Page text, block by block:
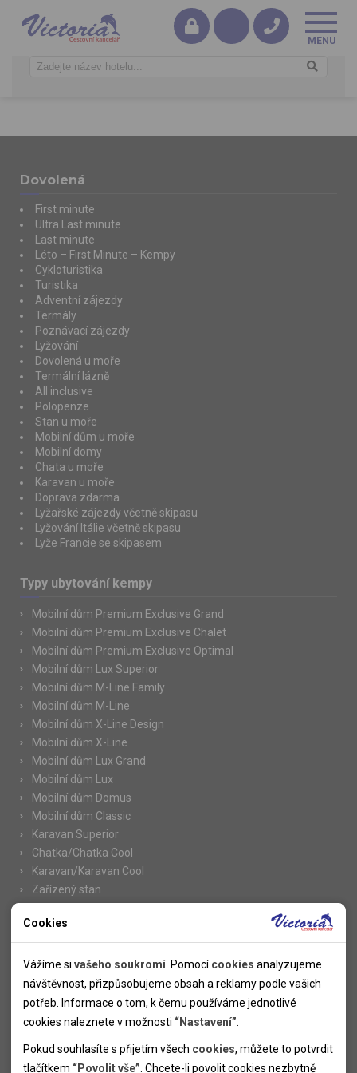
Dovolená
First minute
Ultra Last minute
Last minute
Léto – First Minute – Kempy
Cykloturistika
Turistika
Adventní zájezdy
Termály
Poznávací zájezdy
Lyžování
Dovolená u moře
Termální lázně
All inclusive
Polopenze
Stan u moře
Mobilní dům u moře
Mobilní domy
Chata u moře
Karavan u moře
Doprava zdarma
Lyžařské zájezdy včetně skipasu
Lyžování Itálie včetně skipasu
Lyže Francie se skipasem
Typy ubytování kempy
Mobilní dům Premium Exclusive Grand
Mobilní dům Premium Exclusive Chalet
Mobilní dům Premium Exclusive Optimal
Mobilní dům Lux Superior
Mobilní dům M-Line Family
Mobilní dům M-Line
Mobilní dům X-Line Design
Mobilní dům X-Line
Mobilní dům Lux Grand
Mobilní dům Lux
Mobilní dům Domus
Mobilní dům Classic
Karavan Superior
Chatka/Chatka Cool
Karavan/Karavan Cool
Zařízený stan
Informace
Novinky
Kolektivy
SUPER FIRST MINUTE
Informace k letním pobytům
Informace o letecké dopravě
Cookies
Vážíme si vašeho soukromí . Pomocícookies analyzujeme
návštěvnost, přizpůsobujeme obsah a reklamy podle vašich
potřeb. Informace o tom, k čemu používáme jednotlivé
cookies naleznete v možnosti “Nastavení”
Pokud souhlasíte s přijetím všech cookies, můžete to potvrdit
tlačítkem “Povolit vše” . Chcete-li povolit cookies nezbytně
Nutné cookies pomáhají, aby byla webová stránka použitelná
tak, že umožní základní funkce jako navigace stránky a
přístup k zabezpečeným sekcím webové stránky. Webová
stránka nemůže správně fungovat bez těchto cookies.
Analytické cookies